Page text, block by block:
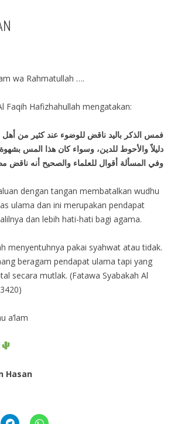
wa Rahmatullah ….
Faqih Hafizhahullah mengatakan:
فمس الذكر باليد ناقض للوضوء عند كثير من أهل
دليلاً والأحوط للدين، وسواء كان هذا المس
وفي المسألة أقوال للعلماء والصحيح أنه ناقض
dengan tangan membatalkan wudhu
ulama dan ini merupakan pendapat
dan lebih hati-hati bagi agama.
menyentuhnya pakai syahwat atau tidak.
beragam pendapat ulama tapi yang
secara mutlak. (Fatawa Syabakah Al
a’lam
Hasan